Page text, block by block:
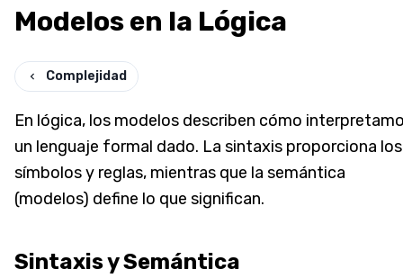
Modelos en la Lógica
Complejidad
En lógica, los modelos describen cómo
un lenguaje formal dado. La sintaxis proporciona los
símbolos y reglas, mientras que la semántica
(modelos) define lo que significan.
Sintaxis y Semántica